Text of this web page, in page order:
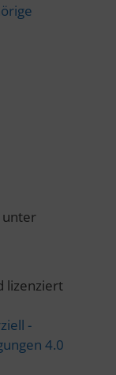
unter
lizenziert
-
4.0